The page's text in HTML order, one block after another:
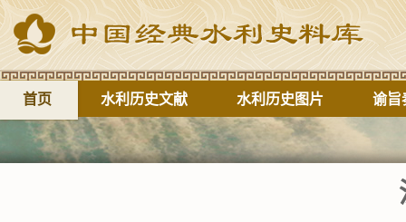
首页 水利历史文献 水利历史图片 谕旨